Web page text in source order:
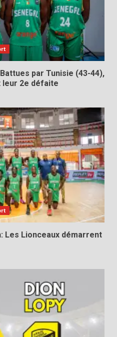
par Tunisie (43-44),
leur 2e défaite
Les Lionceaux démarrent